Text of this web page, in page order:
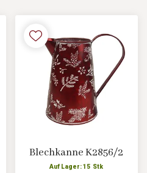
Blechkanne K2856/2
Auf Lager: 15 Stk